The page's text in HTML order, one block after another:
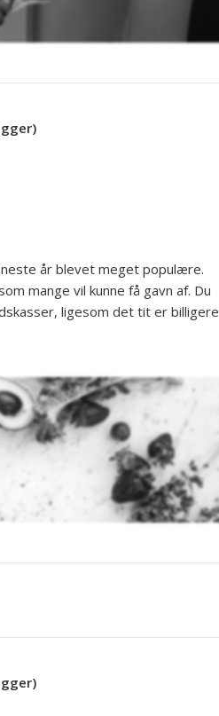
år blevet meget populære.
mange vil kunne få gavn af. Du
ligesom det tit er billigere